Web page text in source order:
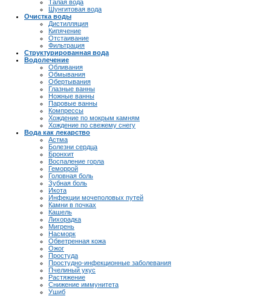
Талая вода
Шунгитовая вода
Очистка воды
Дистилляция
Кипячение
Отстаивание
Фильтрация
Структурированная вода
Водолечение
Обливания
Обмывания
Обертывания
Глазные ванны
Ножные ванны
Паровые ванны
Компрессы
Хождение по мокрым камням
Хождение по свежему снегу
Вода как лекарство
Астма
Болезни сердца
Бронхит
Воспаление горла
Геморрой
Головная боль
Зубная боль
Икота
Инфекции мочеполовых путей
Камни в почках
Кашель
Лихорадка
Мигрень
Насморк
Обветренная кожа
Ожог
Простуда
Простудно-инфекционные заболевания
Пчелиный укус
Растяжение
Снижение иммунитета
Ушиб